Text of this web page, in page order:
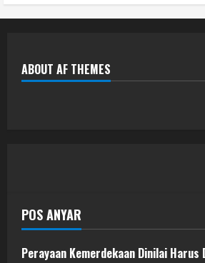
ABOUT AF THEMES
POS ANYAR
Perayaan Kemerdekaan Dinilai Harus